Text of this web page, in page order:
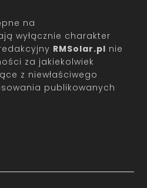
na
wyłącznie charakter
RMSolar.pl nie
za jakiekolwiek
z niewłaściwego
publikowanych